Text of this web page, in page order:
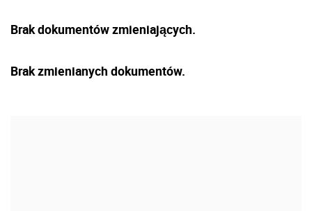
Brak dokumentów zmieniających.
Brak zmienianych dokumentów.